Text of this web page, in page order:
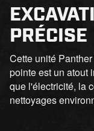
PRÉCISE
Cette unité
pointe est un atout
que l'électricité, la
nettoyages